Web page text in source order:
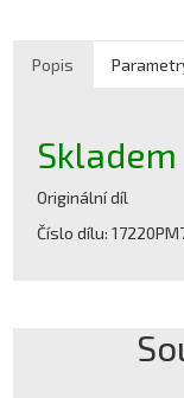
Popis
Skladem
Originální díl
Číslo dílu: